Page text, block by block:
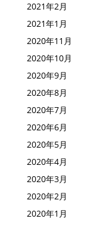
2021年2月
2021年1月
2020年11月
2020年10月
2020年9月
2020年8月
2020年7月
2020年6月
2020年5月
2020年4月
2020年3月
2020年2月
2020年1月